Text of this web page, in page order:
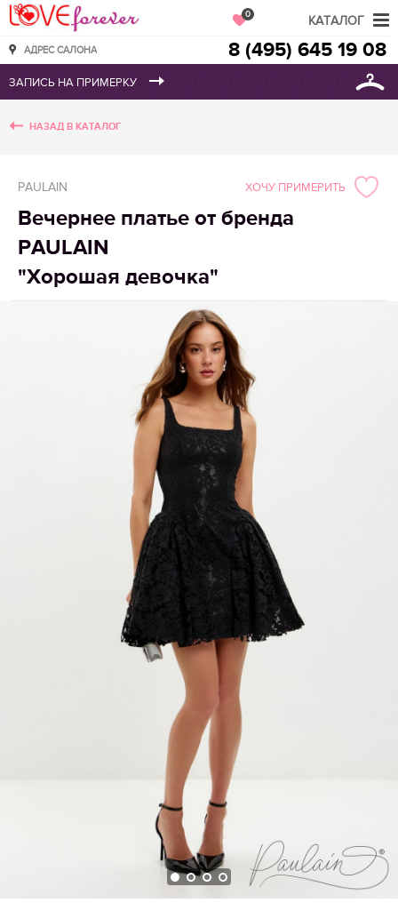
Love Forever
АДРЕС САЛОНА
0
8 (495) 645 19 08
НАЗАД В КАТАЛОГ
PAULAIN
Вечернее платье от бренда
PAULAIN
"Хорошая девочка"
ХОЧУ ПРИМЕРИТЬ
КАТАЛОГ